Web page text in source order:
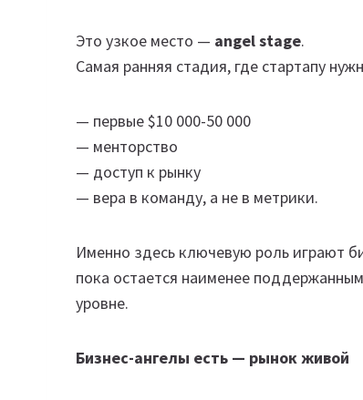
Это узкое место — angel stage.
Самая ранняя стадия, где стартапу
— первые $10 000-50 000
— менторство
— доступ к рынку
— вера в команду, а не в метрики.
Именно здесь ключевую роль играют
пока остается наименее
уровне.
Бизнес-ангелы есть — рынок живой